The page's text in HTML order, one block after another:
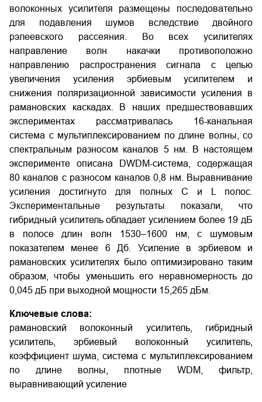
волоконных усилителя размещены последовательно
для подавления шумов вследствие двойного
рэлеевского рассеяния. Во всех усилителях
направление волн накачки противоположно
направлению распространения сигнала с целью
увеличения усиления эрбиевым усилителем и
снижения поляризационной зависимости усиления в
рамановских каскадах. В наших предшествовавших
экспериментах рассматривалась 16-канальная
система с мультиплексированием по длине волны, со
спектральным разносом каналов 5 нм. В настоящем
эксперименте описана DWDM-система, содержащая
80 каналов с разносом каналов 0,8 нм. Выравнивание
усиления достигнуто для полных С и L полос.
Экспериментальные результаты показали, что
гибридный усилитель обладает усилением более 19 дБ
в полосе длин волн 1530–1600 нм, с шумовым
показателем менее 6 Дб. Усиление в эрбиевом и
рамановских усилителях было оптимизировано таким
образом, чтобы уменьшить его неравномерность до
0,045 дБ при выходной мощности 15,265 дБм.
Ключевые слова:
рамановский волоконный усилитель, гибридный
усилитель, эрбиевый волоконный усилитель,
коэффициент шума, система с мультиплексированием
по длине волны, плотные WDM, фильтр,
выравнивающий усиление